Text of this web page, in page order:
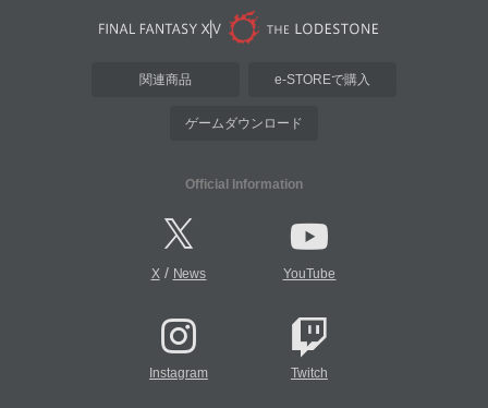
関連商品 e-STOREで購入
ゲームダウンロード
Official Information
X/ News YouTube
Instagram Twitch